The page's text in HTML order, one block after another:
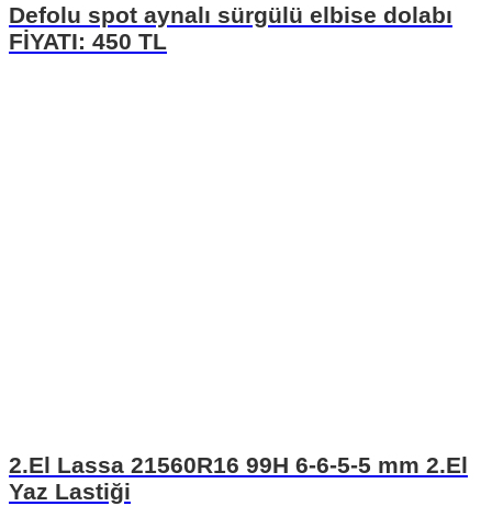
Defolu spot aynalı sürgülü elbise dolabı
FİYATI: 450 TL
2.El Lassa 21560R16 99H 6-6-5-5 mm 2.El
Yaz Lastiği